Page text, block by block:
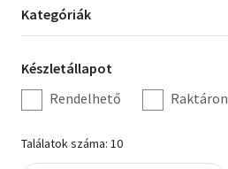
Hobbi, szabadidő
Irodalom
Művészet
Kategória
szűrés
Kategóriák
Készletállapot
szűrés
Készletállapot
Rendelhető
Raktáron
Találatok száma: 10